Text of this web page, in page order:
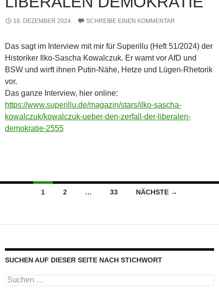
18. DEZEMBER 2024 SCHREIBE EINEN KOMMENTAR
Das sagt im Interview mit mir für Superillu (Heft 51/2024) der
Historiker Ilko-Sascha Kowalczuk. Er warnt vor AfD und
BSW und wirft ihnen Putin-Nähe, Hetze und Lügen-Rhetorik
vor.
Das ganze Interview, hier online:
https://www.superillu.de/magazin/stars/ilko-sascha-
kowalczuk/kowalczuk-ueber-den-zerfall-der-liberalen-
demokratie-2555
Beitragsnavigation
1 2 … 33 NÄCHSTE →
SUCHEN AUF DIESER SEITE NACH STICHWORT
Suche
nach: